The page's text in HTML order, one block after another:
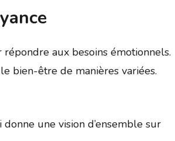
aux besoins émotionnels.
bien-être de manières variées.
une vision d’ensemble sur